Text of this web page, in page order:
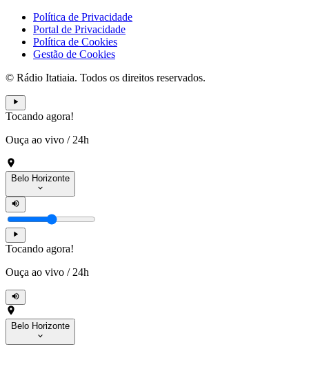
Política de Privacidade
Portal de Privacidade
Política de Cookies
Gestão de Cookies
© Rádio Itatiaia. Todos os direitos reservados.
Tocando agora!
Ouça ao vivo / 24h
Belo Horizonte
Tocando agora!
Ouça ao vivo / 24h
Belo Horizonte